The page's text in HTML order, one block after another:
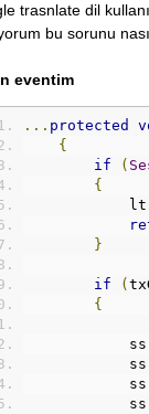
trasnlate dil
bu sorunu
eventim
... protected
{
if
(
{
}
if (
{
            ss
            ss
            ss
            ss